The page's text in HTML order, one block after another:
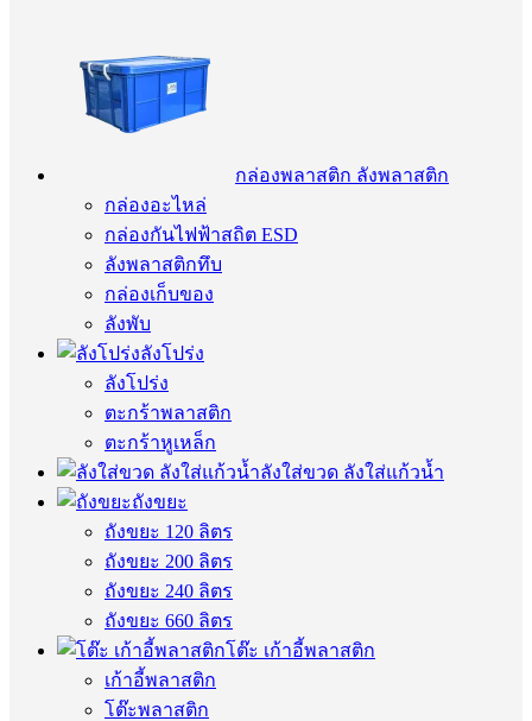
กล่องพลาสติก ลังพลาสติก
กล่องอะไหล่
กล่องกันไฟฟ้าสถิต ESD
ลังพลาสติกทึบ
กล่องเก็บของ
ลังพับ
ลังโปร่ง
ลังโปร่ง
ตะกร้าพลาสติก
ตะกร้าหูเหล็ก
ลังใส่ขวด ลังใส่แก้วน้ำ
ถังขยะ
ถังขยะ 120 ลิตร
ถังขยะ 200 ลิตร
ถังขยะ 240 ลิตร
ถังขยะ 660 ลิตร
โต๊ะ เก้าอี้พลาสติก
เก้าอี้พลาสติก
โต๊ะพลาสติก